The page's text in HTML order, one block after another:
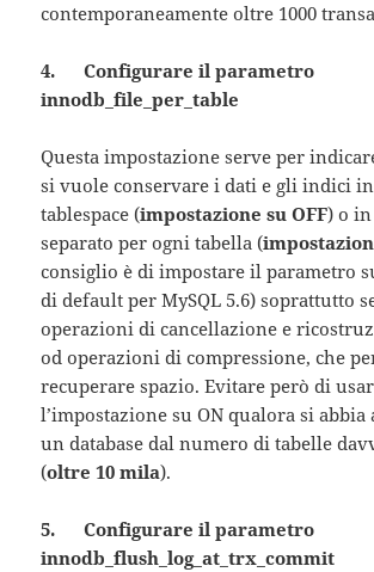
contemporaneamente oltre 1000
4. Configurare il parametro
innodb_file_per_table
Questa impostazione serve per
si vuole conservare i dati e gli indici
tablespace (impostazione su OFF) o
separato per ogni tabella (
consiglio è di impostare il parametro
di default per MySQL 5.6) soprattutto
operazioni di cancellazione e
od operazioni di compressione, che
recuperare spazio. Evitare però di
l’impostazione su ON qualora si abbia
un database dal numero di tabelle
(oltre 10 mila).
5. Configurare il parametro
innodb_flush_log_at_trx_commit